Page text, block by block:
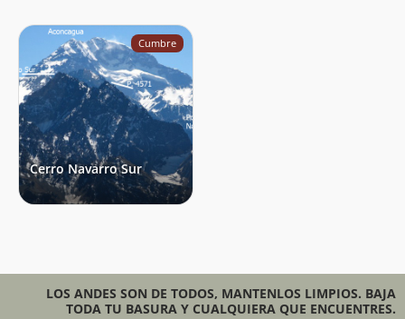
Cumbre
Cerro Navarro Sur
LOS ANDES SON DE TODOS, MANTENLOS LIMPIOS. BAJA
TODA TU BASURA Y CUALQUIERA QUE ENCUENTRES.